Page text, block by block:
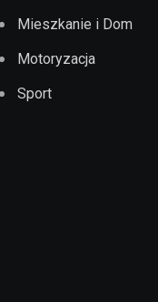
Mieszkanie i Dom
Motoryzacja
Sport